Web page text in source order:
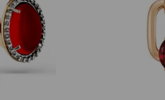
Актюбинский, Азнакаевский район